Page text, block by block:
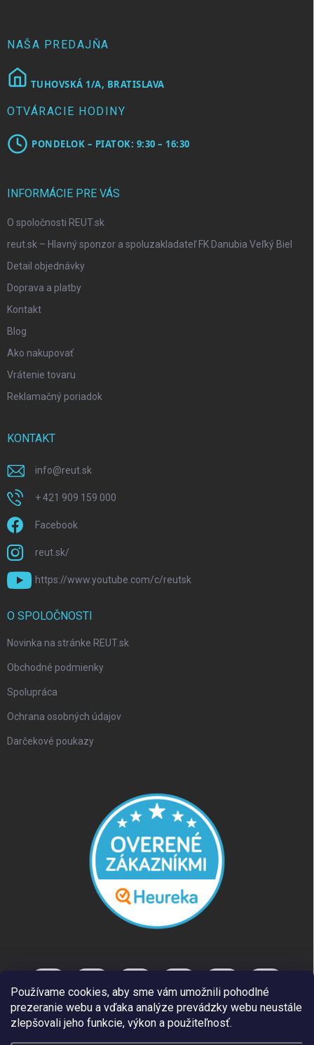
Používame cookies, aby sme vám umožnili pohodlné
prezeranie webu a vďaka analýze prevádzky webu neustále
zlepšovali jeho funkcie, výkon a použiteľnosť.
NAŠA PREDAJŇA
TUHOVSKÁ 1/A, BRATISLAVA
OTVÁRACIE HODINY
PONDELOK – PIATOK: 9:30 – 16:30
INFORMÁCIE PRE VÁS
O spoločnosti REUT.sk
reut.sk – Hlavný sponzor a spoluzakladateľ FK Danubia Veľký Biel
Detail objednávky
Doprava a platby
Kontakt
Blog
Ako nakupovať
Vrátenie tovaru
Reklamačný poriadok
KONTAKT
info@reut.sk
+ 421 909 159 000
Facebook
reut.sk/
https://www.youtube.com/c/reutsk
O SPOLOČNOSTI
Novinka na stránke REUT.sk
Obchodné podmienky
Spolupráca
Ochrana osobných údajov
Darčekové poukazy